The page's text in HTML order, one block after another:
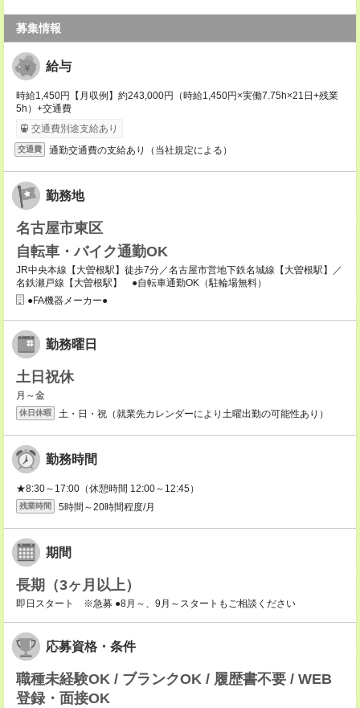
募集情報
給与
時給1,450円【月収例】約243,000円（時給1,450円×実働7.75h×21日+残業
5h）+交通費
交通費別途支給あり
交通費 通勤交通費の支給あり（当社規定による）
勤務地
名古屋市東区
自転車・バイク通勤OK
JR中央本線【大曽根駅】徒歩7分／名古屋市営地下鉄名城線【大曽根駅】／
名鉄瀬戸線【大曽根駅】 ●自転車通勤OK（駐輪場無料）
●FA機器メーカー●
勤務曜日
土日祝休
月～金
休日休暇 土・日・祝（就業先カレンダーにより土曜出勤の可能性あり）
勤務時間
★8:30～17:00（休憩時間 12:00～12:45）
残業時間 5時間～20時間程度/月
期間
長期（3ヶ月以上）
即日スタート ※急募 ●8月～、9月～スタートもご相談ください
応募資格・条件
職種未経験OK / ブランクOK / 履歴書不要 / WEB
登録・面接OK